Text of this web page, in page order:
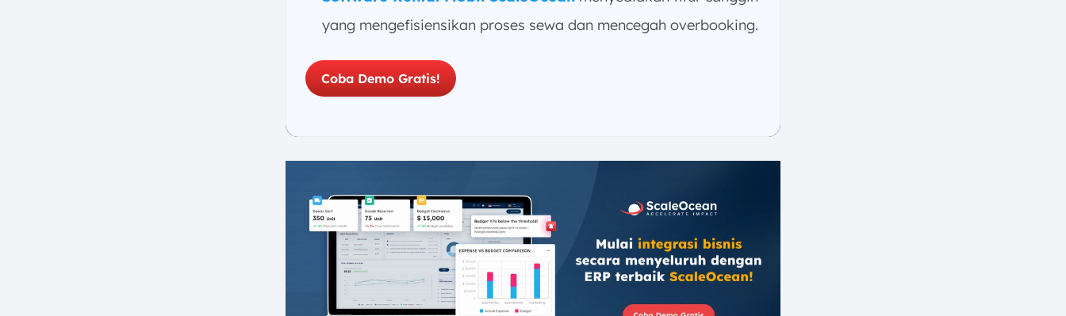
yang mengefisiensikan proses sewa dan mencegah overbooking.
Coba Demo Gratis!